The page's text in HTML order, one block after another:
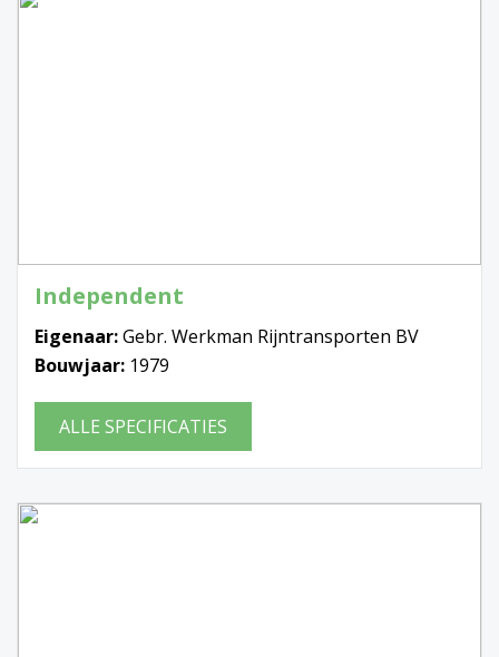
Independent
Eigenaar:Gebr. Werkman Rijntransporten BV
Bouwjaar: 1979
ALLE SPECIFICATIES